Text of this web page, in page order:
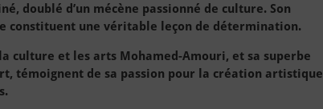
doublé d’un mécène passionné de culture. Son
constituent une véritable leçon de détermination.
culture et les arts Mohamed-Amouri, et sa superbe
témoignent de sa passion pour la création artistique